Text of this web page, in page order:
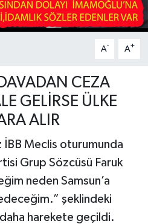
A- A+
CEZA
GELİRSE ÜLKE
ALIR
Meclis oturumunda
Grup Sözcüsü Faruk
neden Samsun’a
şeklindeki
harekete geçildi.